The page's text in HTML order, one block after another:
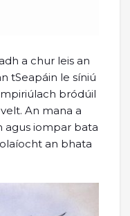
a chur leis an
tSeapáin le síniú
bródúil
An mana a
agus iompar bata
an bhata